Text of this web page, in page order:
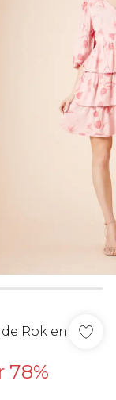
Rok en
78%